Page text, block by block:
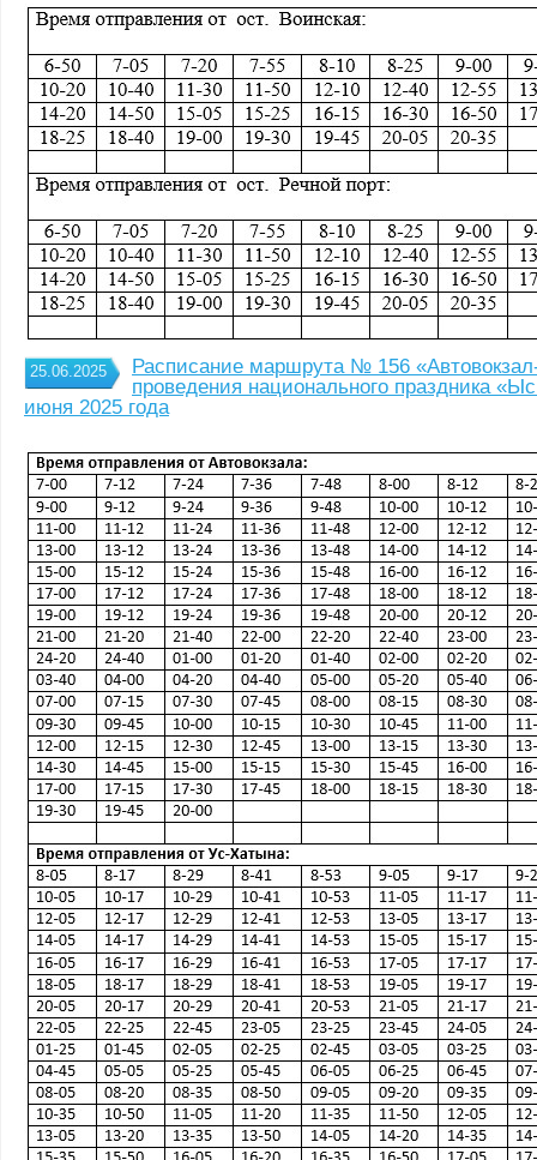
25.06.2025
Расписание маршрута № 156
проведения национального праздника
июня 2025 года